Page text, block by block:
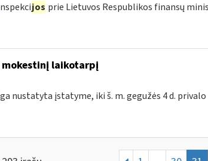
jos prie Lietuvos Respublikos finansų
laikotarpį
nustatyta įstatyme, iki š. m. gegužės 4 d.